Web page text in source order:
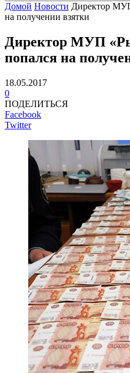
Домой Новости Директор
на получении взятки
Директор МУП
попался на
18.05.2017
0
ПОДЕЛИТЬСЯ
Facebook
Twitter